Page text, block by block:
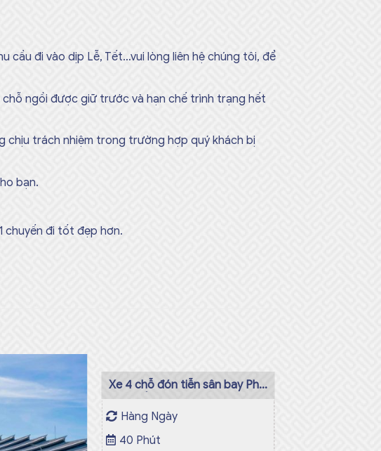
cầu đi vào dịp Lễ, Tết…vui lòng liên hệ chúng tôi, để
ngồi được giữ trước và hạn chế trình trạng hết
chịu trách nhiệm trong trường hợp quý khách bị
bạn.
chuyến đi tốt đẹp hơn.
Add to
wishlist
Xe 4 chỗ đón tiễn sân bay Phú
Bài Huế
Hàng Ngày
40 Phút